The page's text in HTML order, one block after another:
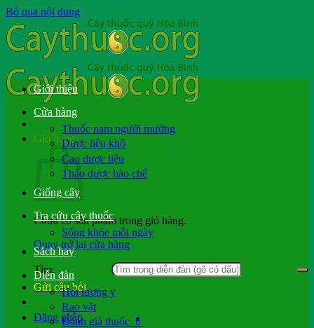
Bỏ qua nội dung
Giỏ hàng
Chưa có sản phẩm trong giỏ hàng.
Quay trở lại cửa hàng
Tìm:
Gửi câu hỏi
Đăng nhập
Giới thiệu
Cửa hàng
Thuốc nam người mường
Dược liệu khô
Cao dược liệu
Thảo dược bào chế
Giống cây
Tra cứu cây thuốc
Sống khỏe mỗi ngày
Sách hay
Diễn đàn
Hỏi lương y
Rao vặt
Đánh giá thuốc 💊